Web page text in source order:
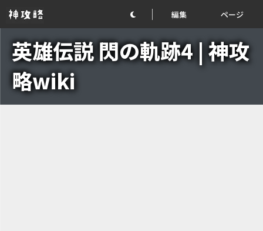
編集 ページ
英雄伝説 閃の軌跡4 | 神攻
略wiki